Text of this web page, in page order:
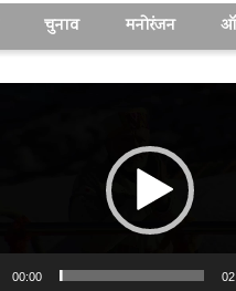
चुनाव मनोरंजन
00:00